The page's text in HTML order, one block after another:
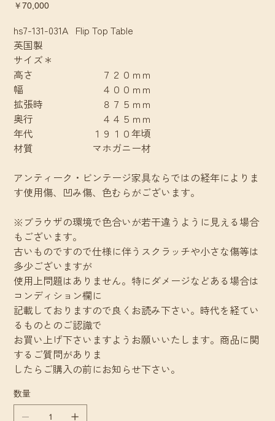
価
￥70,000
hs7-131-031A Flip Top Table
英国製
サイズ＊
高さ ７２０ｍｍ
幅 ４００ｍｍ
拡張時 ８７５ｍｍ
奥行 ４４５ｍｍ
年代 １９１０年頃
材質 マホガニー材
アンティーク・ビンテージ家具ならではの経年によりま
す使用傷、凹み傷、色むらがございます。
※ブラウザの環境で色合いが若干違うように見える場合
もございます。
古いものですので仕様に伴うスクラッチや小さな傷等は
多少ございますが
使用上問題はありません。特にダメージなどある場合は
コンディション欄に
記載しておりますので良くお読み下さい。時代を経てい
るものとのご認識で
お買い上げ下さいますようお願いいたします。商品に関
するご質問がありま
したらご購入の前にお知らせ下さい。
数量